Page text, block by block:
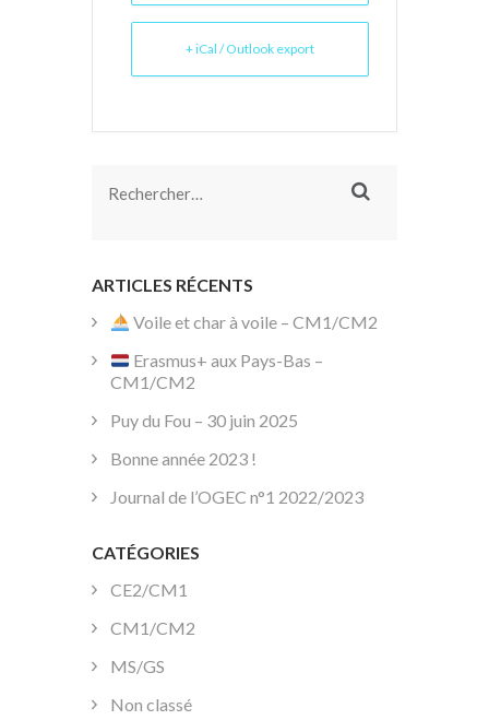
+ iCal / Outlook export
Rechercher :
ARTICLES RÉCENTS
Voile et char à voile – CM1/CM2
Erasmus+ aux Pays-Bas –
CM1/CM2
Puy du Fou – 30 juin 2025
Bonne année 2023 !
Journal de l’OGEC n°1 2022/2023
CATÉGORIES
CE2/CM1
CM1/CM2
MS/GS
Non classé